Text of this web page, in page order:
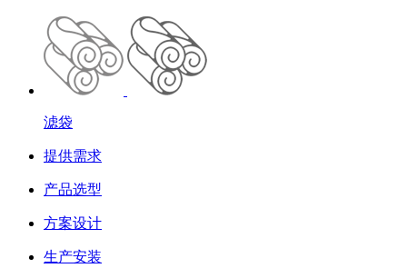
滤袋
提供需求
产品选型
方案设计
生产安装